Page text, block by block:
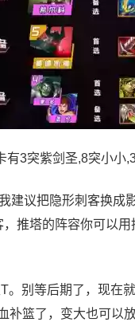
3突紫剑圣,8突小小
建议把隐形刺客换
推塔的阵容你可以
。别等后期了，现在
篮了，变大也可以